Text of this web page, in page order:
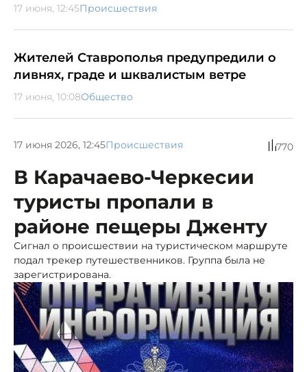
17 июня, 12:45Происшествия
Жителей Ставрополья предупредили о
ливнях, граде и шквалистым ветре
17 июня, 10:08Общество
17 июня 2026, 12:45Происшествия 770
В Карачаево-Черкесии
туристы пропали в
районе пещеры Дженту
Сигнал о происшествии на туристическом маршруте
подал трекер путешественников. Группа была не
зарегистрирована.